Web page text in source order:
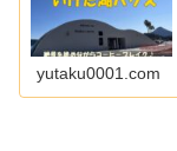
yutaku0001.com